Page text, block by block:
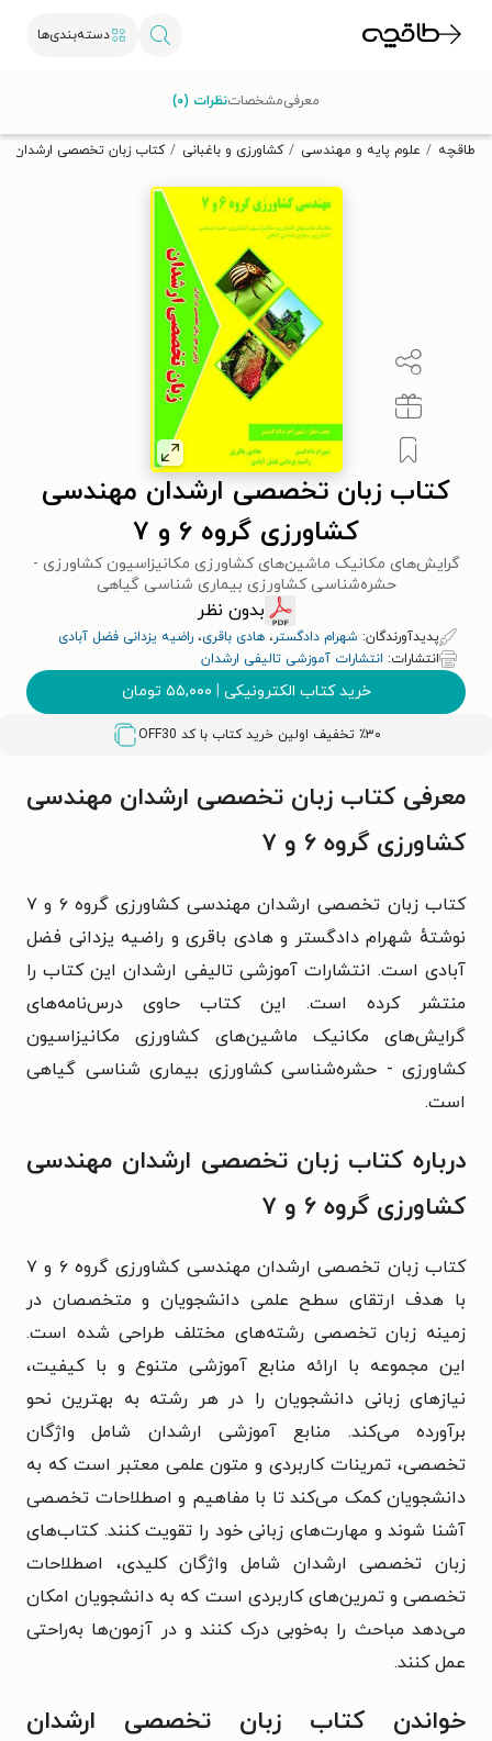
دسته‌بندی‌ها
تخفیف از طاقچه دریافت کن.
طاقچه علوم پایه و مهندسی کشاورزی و باغبانی کتاب زبان تخصصی ارشدان
کتاب زبان تخصصی ارشدان مهندسی
کشاورزی گروه ۶ و ۷
گرایش‌های مکانیک ماشین‌های کشاورزی مکانیزاسیون کشاورزی -
حشره‌شناسی کشاورزی بیماری شناسی گیاهی
بدون نظر
پدیدآورندگان: شهرام دادگستر، هادی باقری، راضیه یزدانی فضل آبادی
انتشارات: انتشارات آموزشی تالیفی ارشدان
خرید کتاب الکترونیکی | ۵۵,۰۰۰ تومان
٪۳۰ تخفیف اولین خرید کتاب با کد OFF30
معرفیمشخصاتنظرات (۰)
معرفی کتاب زبان تخصصی ارشدان مهندسی
کشاورزی گروه ۶ و ۷
کتاب زبان تخصصی ارشدان مهندسی کشاورزی گروه ۶ و ۷
نوشتهٔ شهرام دادگستر و هادی باقری و راضیه یزدانی فضل
آبادی است. انتشارات آموزشی تالیفی ارشدان این کتاب را
منتشر کرده است. این کتاب حاوی درس‌نامه‌های
گرایش‌های مکانیک ماشین‌های کشاورزی مکانیزاسیون
کشاورزی - حشره‌شناسی کشاورزی بیماری شناسی گیاهی
است.
درباره کتاب زبان تخصصی ارشدان مهندسی
کشاورزی گروه ۶ و ۷
کتاب زبان تخصصی ارشدان مهندسی کشاورزی گروه ۶ و ۷
با هدف ارتقای سطح علمی دانشجویان و متخصصان در
زمینه زبان تخصصی رشته‌های مختلف طراحی شده است.
این مجموعه با ارائه منابع آموزشی متنوع و با کیفیت،
نیازهای زبانی دانشجویان را در هر رشته به بهترین نحو
برآورده می‌کند. منابع آموزشی ارشدان شامل واژگان
تخصصی، تمرینات کاربردی و متون علمی معتبر است که به
دانشجویان کمک می‌کند تا با مفاهیم و اصطلاحات تخصصی
آشنا شوند و مهارت‌های زبانی خود را تقویت کنند. کتاب‌های
زبان تخصصی ارشدان شامل واژگان کلیدی، اصطلاحات
تخصصی و تمرین‌های کاربردی است که به دانشجویان امکان
می‌دهد مباحث را به‌خوبی درک کنند و در آزمون‌ها به‌راحتی
عمل کنند.
خواندن کتاب زبان تخصصی ارشدان